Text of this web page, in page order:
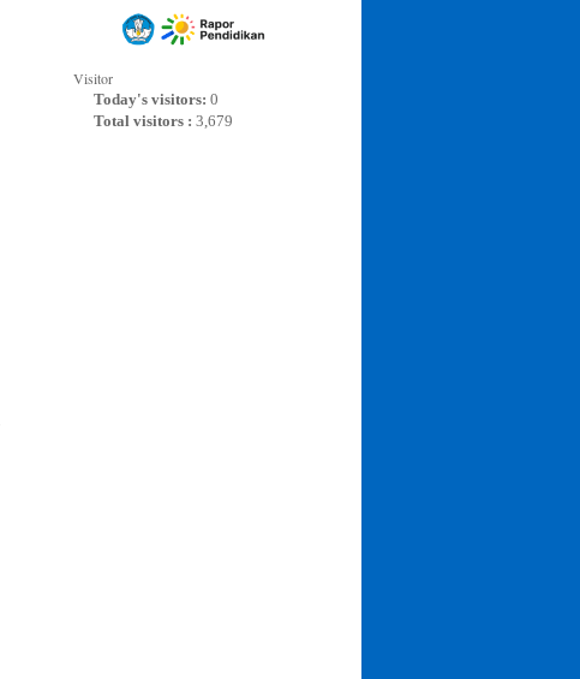
Visitor
Today's visitors: 0
Total visitors : 3,679